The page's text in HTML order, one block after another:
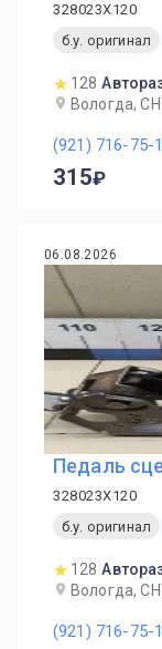
328023X120
б.у. оригинал
128
Вологда,
(921) 716-75-
315
06.08.2026
Педаль
328023X120
б.у. оригинал
128
Вологда,
(921) 716-75-